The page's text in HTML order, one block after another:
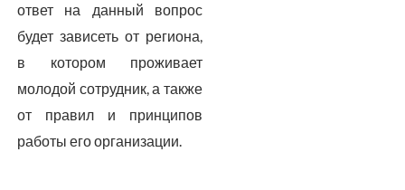
ответ на данный вопрос
будет зависеть от региона,
в котором проживает
молодой сотрудник, а также
от правил и принципов
работы его организации.